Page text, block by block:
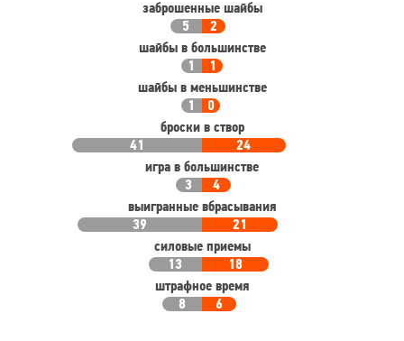
заброшенные шайбы
5
2
шайбы в большинстве
1
1
шайбы в меньшинстве
1
0
броски в створ
41
24
игра в большинстве
3
4
выигранные вбрасывания
39
21
силовые приемы
13
18
штрафное время
8
6